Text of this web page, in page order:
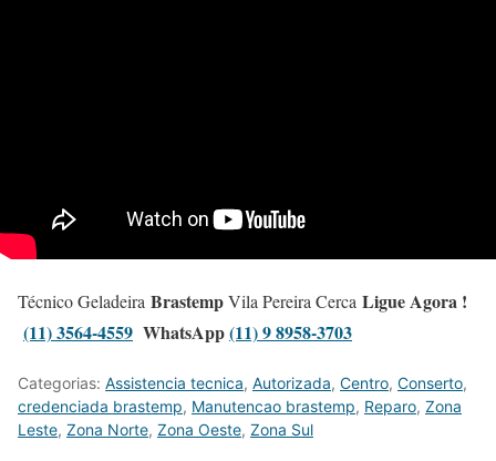
Técnico Geladeira BrastempVila Pereira Cerca Ligue Agora !
(11) 3564-4559 WhatsApp(11) 9 8958-3703
Categorias: Assistencia tecnica, Autorizada, Centro, Conserto,
credenciada brastemp, Manutencao brastemp, Reparo, Zona
Leste, Zona Norte, Zona Oeste, Zona Sul